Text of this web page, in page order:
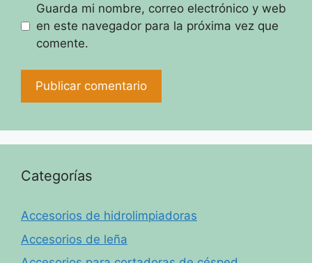
Guarda mi nombre, correo electrónico y web
en este navegador para la próxima vez que
comente.
Categorías
Accesorios de hidrolimpiadoras
Accesorios de leña